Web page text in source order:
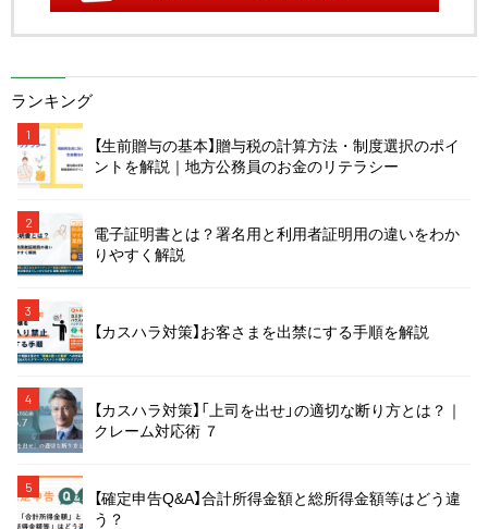
ランキング
1
【生前贈与の基本】贈与税の計算方法・制度選択のポイ
ントを解説｜地方公務員のお金のリテラシー
2
電子証明書とは？署名用と利用者証明用の違いをわか
りやすく解説
3
【カスハラ対策】お客さまを出禁にする手順を解説
4
【カスハラ対策】「上司を出せ」の適切な断り方とは？｜
クレーム対応術 ７
5
【確定申告Q&A】合計所得金額と総所得金額等はどう違
う？